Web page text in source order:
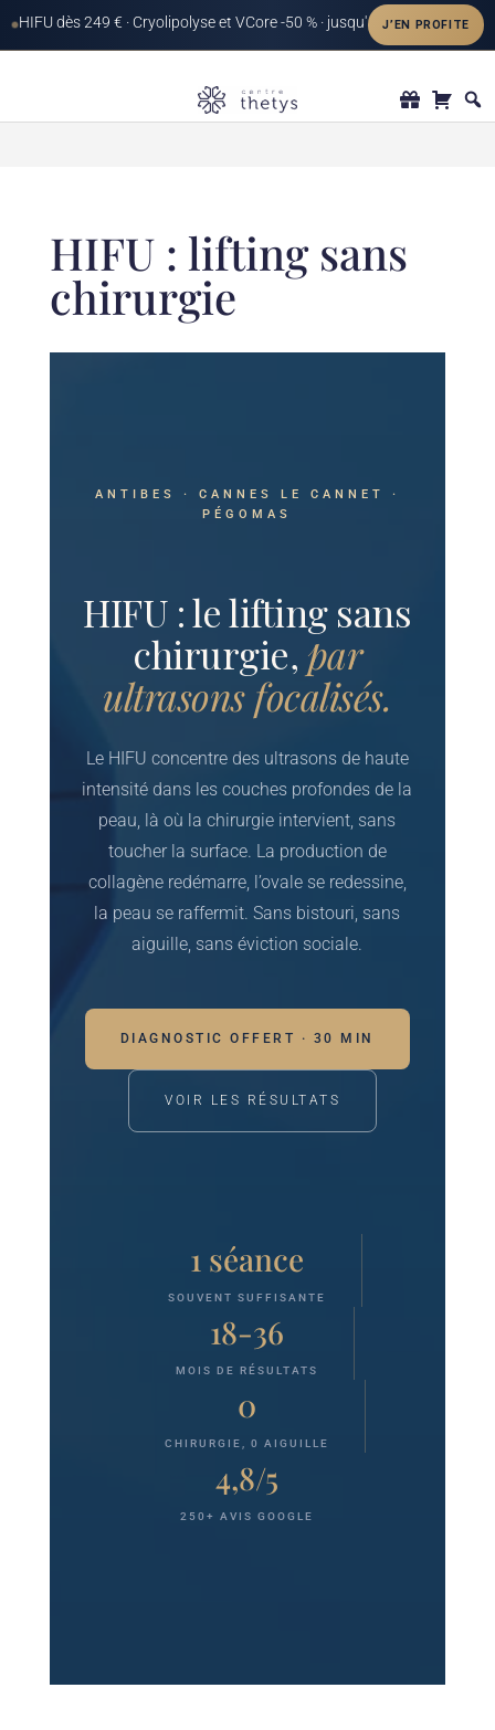
HIFU : lifting sans
chirurgie
ANTIBES · CANNES LE CANNET ·
PÉGOMAS
HIFU : le lifting sans
chirurgie, par
ultrasons focalisés.
Le HIFU concentre des ultrasons de haute
intensité dans les couches profondes de la
peau, là où la chirurgie intervient, sans
toucher la surface. La production de
collagène redémarre, l’ovale se redessine,
la peau se raffermit. Sans bistouri, sans
aiguille, sans éviction sociale.
DIAGNOSTIC OFFERT · 30 MIN
VOIR LES RÉSULTATS
1 séance
SOUVENT SUFFISANTE
18-36
MOIS DE RÉSULTATS
0
CHIRURGIE, 0 AIGUILLE
4,8/5
250+ AVIS GOOGLE